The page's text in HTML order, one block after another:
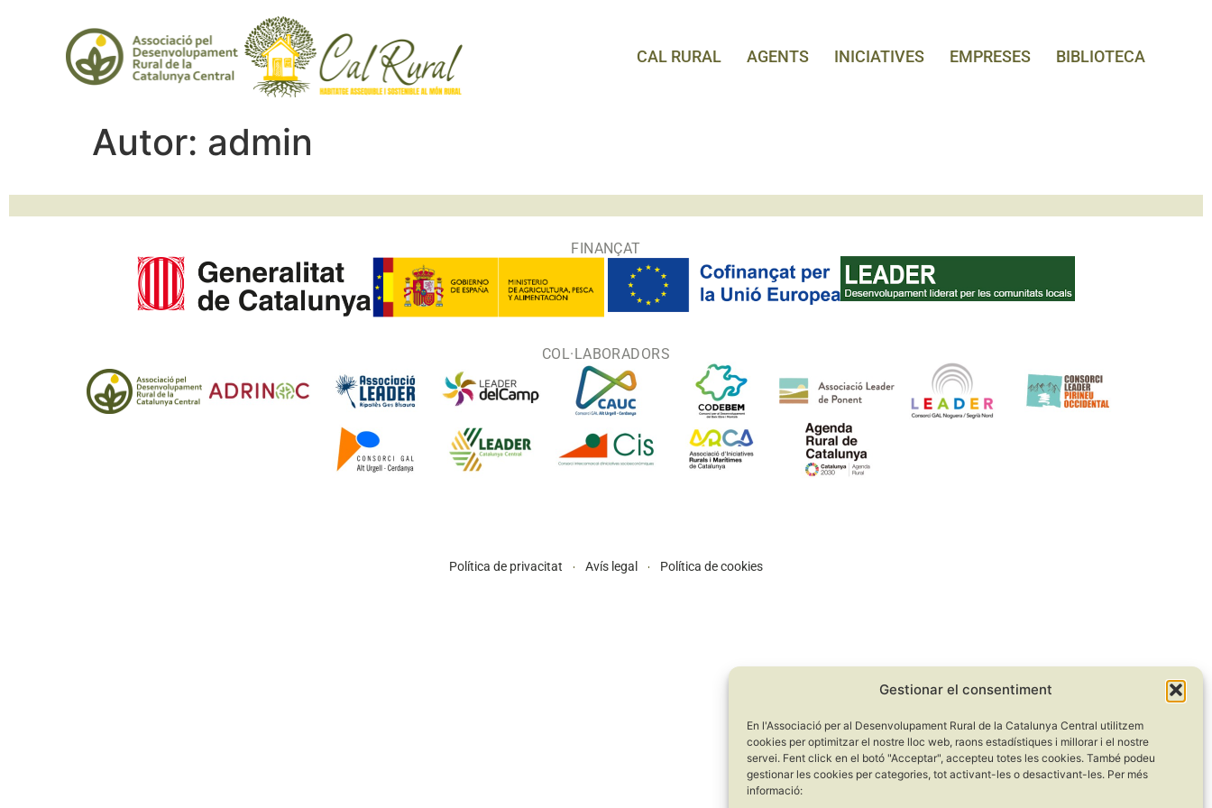
Gestionar el consentiment
En l'Associació per al Desenvolupament Rural de la Catalunya Central utilitzem
cookies per optimitzar el nostre lloc web, raons estadístiques i millorar i el nostre
servei. Fent click en el botó "Acceptar", accepteu totes les cookies. També podeu
gestionar les cookies per categories, tot activant-les o desactivant-les. Per més
informació:
CAL RURAL AGENTS INICIATIVES EMPRESES BIBLIOTECA
Autor: admin
FINANÇAT
COL·LABORADORS
Política de privacitat Avís legal Política de cookies